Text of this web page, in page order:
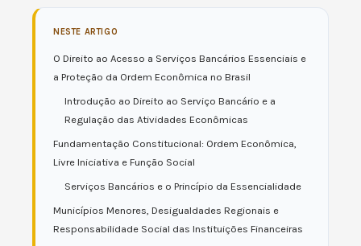
NESTE ARTIGO
O Direito ao Acesso a Serviços Bancários Essenciais e
a Proteção da Ordem Econômica no Brasil
Introdução ao Direito ao Serviço Bancário e a
Regulação das Atividades Econômicas
Fundamentação Constitucional: Ordem Econômica,
Livre Iniciativa e Função Social
Serviços Bancários e o Princípio da Essencialidade
Municípios Menores, Desigualdades Regionais e
Responsabilidade Social das Instituições Financeiras